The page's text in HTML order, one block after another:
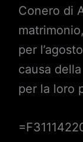
Conero di
per
causa
per la loro